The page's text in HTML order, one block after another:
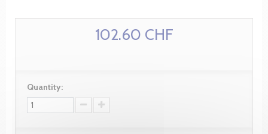
102.60 CHF
Quantity: